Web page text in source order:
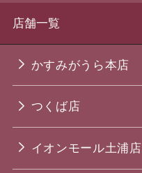
店舗一覧
かすみがうら本店
つくば店
イオンモール土浦店